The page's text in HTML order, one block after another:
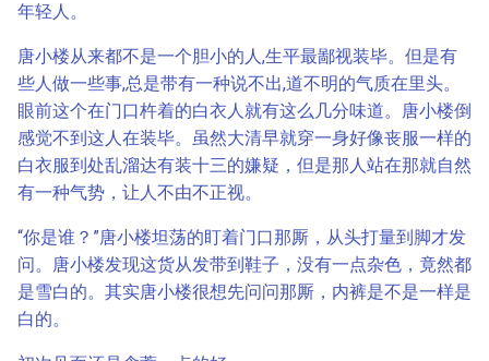
年轻人。
唐小楼从来都不是一个胆小的人,生平最鄙视装毕。但是有
些人做一些事,总是带有一种说不出,道不明的气质在里头。
眼前这个在门口杵着的白衣人就有这么几分味道。唐小楼倒
感觉不到这人在装毕。虽然大清早就穿一身好像丧服一样的
白衣服到处乱溜达有装十三的嫌疑，但是那人站在那就自然
有一种气势，让人不由不正视。
“你是谁？”唐小楼坦荡的盯着门口那厮，从头打量到脚才发
问。唐小楼发现这货从发带到鞋子，没有一点杂色，竟然都
是雪白的。其实唐小楼很想先问问那厮，内裤是不是一样是
白的。